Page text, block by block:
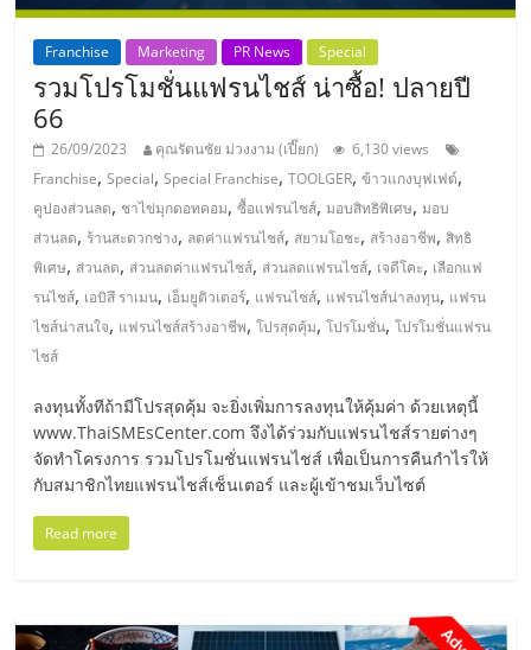
ปรึกษา
การ
ลงทุน
และ
ขยาย
สา
ขา
แฟ
รน
ไชส์,
Franchise Marketing PR News Special
รวมโปรโมชั่นแฟรนไชส์ น่าซื้อ! ปลายปี
66
26/09/2023 คุณรัตนชัย ม่วงงาม (เปี๊ยก)
6,130 views
Franchise,Special,Special Franchise,TOOLGER,ข้าวแกงบุฟเฟต์,
คูปองส่วนลด, ชาไข่มุกดอทคอม,ซื้อแฟรนไชส์,มอบสิทธิพิเศษ,มอบ
ส่วนลด, ร้านสะดวกช่าง, ลดค่าแฟรนไชส์, สยามโอชะ, สร้างอาชีพ,สิทธิ
พิเศษ, ส่วนลด, ส่วนลดค่าแฟรนไชส์, ส่วนลดแฟรนไชส์, เจดีโคะ, เลือกแฟ
รนไชส์, เอบิสึ ราเมน, เอ็มยูติวเตอร์, แฟรนไชส์, แฟรนไชส์น่าลงทุน, แฟรน
ไชส์น่าสนใจ, แฟรนไชส์สร้างอาชีพ,โปรสุดคุ้ม,โปรโมชั่น,โปรโมชั่นแฟรน
ไชส์
ลงทุนทั้งทีถ้ามีโปรสุดคุ้ม จะยิ่งเพิ่มการลงทุนให้คุ้มค่า ด้วยเหตุนี้
www.ThaiSMEsCenter.com จึงได้ร่วมกับแฟรนไชส์รายต่างๆ
จัดทำโครงการ รวมโปรโมชั่นแฟรนไชส์ เพื่อเป็นการคืนกำไรให้
กับสมาชิกไทยแฟรนไชส์เซ็นเตอร์ และผู้เข้าชมเว็บไซต์
Read more